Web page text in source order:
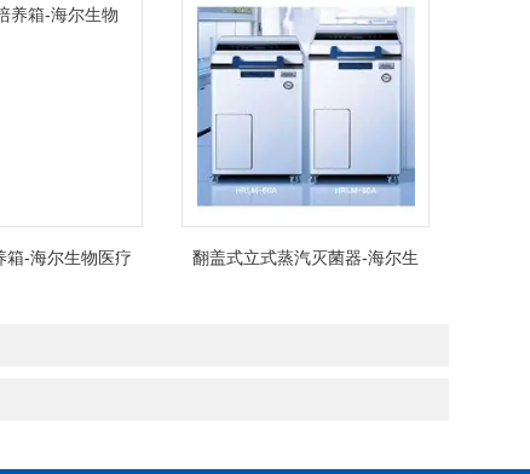
箱-海尔生物医疗
翻盖式立式蒸汽灭菌器-海尔生